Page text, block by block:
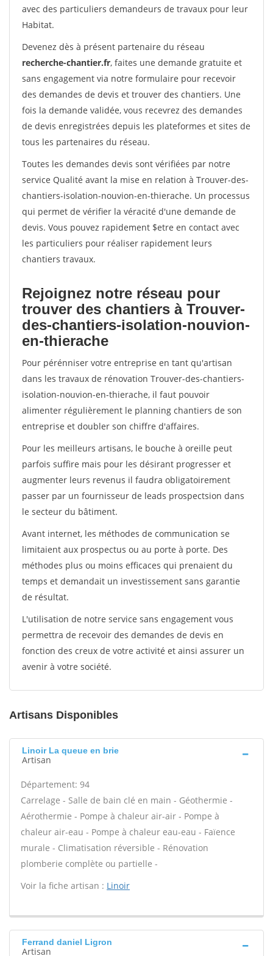
avec des particuliers demandeurs de travaux pour leur
Habitat.
Devenez dès à présent partenaire du réseau
recherche-chantier.fr, faites une demande gratuite et
sans engagement via notre formulaire pour recevoir
des demandes de devis et trouver des chantiers. Une
fois la demande validée, vous recevrez des demandes
de devis enregistrées depuis les plateformes et sites de
tous les partenaires du réseau.
Toutes les demandes devis sont vérifiées par notre
service Qualité avant la mise en relation à Trouver-des-
chantiers-isolation-nouvion-en-thierache. Un processus
qui permet de vérifier la véracité d'une demande de
devis. Vous pouvez rapidement $etre en contact avec
les particuliers pour réaliser rapidement leurs
chantiers travaux.
Rejoignez notre réseau pour
trouver des chantiers à Trouver-
des-chantiers-isolation-nouvion-
en-thierache
Pour pérénniser votre entreprise en tant qu'artisan
dans les travaux de rénovation Trouver-des-chantiers-
isolation-nouvion-en-thierache, il faut pouvoir
alimenter régulièrement le planning chantiers de son
entreprise et doubler son chiffre d'affaires.
Pour les meilleurs artisans, le bouche à oreille peut
parfois suffire mais pour les désirant progresser et
augmenter leurs revenus il faudra obligatoirement
passer par un fournisseur de leads prospectsion dans
le secteur du bâtiment.
Avant internet, les méthodes de communication se
limitaient aux prospectus ou au porte à porte. Des
méthodes plus ou moins efficaces qui prenaient du
temps et demandait un investissement sans garantie
de résultat.
L'utilisation de notre service sans engagement vous
permettra de recevoir des demandes de devis en
fonction des creux de votre activité et ainsi assurer un
avenir à votre société.
Artisans Disponibles
Linoir La queue en brie
Artisan
Département: 94
Carrelage - Salle de bain clé en main - Géothermie -
Aérothermie - Pompe à chaleur air-air - Pompe à
chaleur air-eau - Pompe à chaleur eau-eau - Faïence
murale - Climatisation réversible - Rénovation
plomberie complète ou partielle -
Voir la fiche artisan : Linoir
Ferrand daniel Ligron
Artisan